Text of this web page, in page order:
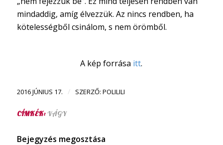
mindaddig, amíg élvezzük. Az nincs rendben, ha
kötelességből csinálom, s nem örömből.
A kép forrása itt.
2016 JÚNIUS 17. / SZERZŐ: POLILILI
CÍMKÉK: VÁGY
Bejegyzés megosztása